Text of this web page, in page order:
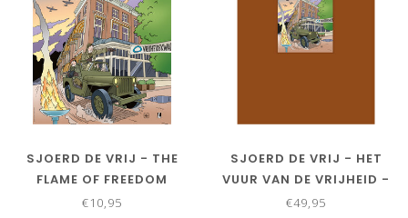
SJOERD DE VRIJ - THE
FLAME OF FREEDOM
€10,95
SJOERD DE VRIJ - HET
VUUR VAN DE VRIJHEID -
LUXE
€49,95